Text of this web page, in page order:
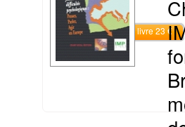
Commander le livre 23 €